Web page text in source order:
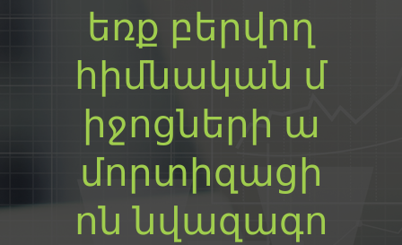
եռք բերվող
հիմնական մ
իջոցների ա
մորտիզացի
ոն նվազագո